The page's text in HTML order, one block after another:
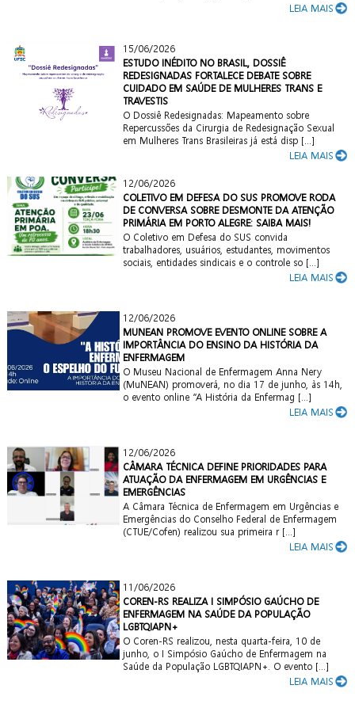
LEIA MAIS
15/06/2026
ESTUDO INÉDITO NO BRASIL, DOSSIÊ
REDESIGNADAS FORTALECE DEBATE SOBRE
CUIDADO EM SAÚDE DE MULHERES TRANS E
TRAVESTIS
O Dossiê Redesignadas: Mapeamento sobre
Repercussões da Cirurgia de Redesignação Sexual
em Mulheres Trans Brasileiras já está disp [...]
LEIA MAIS
12/06/2026
COLETIVO EM DEFESA DO SUS PROMOVE RODA
DE CONVERSA SOBRE DESMONTE DA ATENÇÃO
PRIMÁRIA EM PORTO ALEGRE: SAIBA MAIS!
O Coletivo em Defesa do SUS convida
trabalhadores, usuários, estudantes, movimentos
sociais, entidades sindicais e o controle so [...]
LEIA MAIS
12/06/2026
MUNEAN PROMOVE EVENTO ONLINE SOBRE A
IMPORTÂNCIA DO ENSINO DA HISTÓRIA DA
ENFERMAGEM
O Museu Nacional de Enfermagem Anna Nery
(MuNEAN) promoverá, no dia 17 de junho, às 14h,
o evento online “A História da Enfermag [...]
LEIA MAIS
12/06/2026
CÂMARA TÉCNICA DEFINE PRIORIDADES PARA
ATUAÇÃO DA ENFERMAGEM EM URGÊNCIAS E
EMERGÊNCIAS
A Câmara Técnica de Enfermagem em Urgências e
Emergências do Conselho Federal de Enfermagem
(CTUE/Cofen) realizou sua primeira r [...]
LEIA MAIS
11/06/2026
COREN-RS REALIZA I SIMPÓSIO GAÚCHO DE
ENFERMAGEM NA SAÚDE DA POPULAÇÃO
LGBTQIAPN+
O Coren-RS realizou, nesta quarta-feira, 10 de
junho, o I Simpósio Gaúcho de Enfermagem na
Saúde da População LGBTQIAPN+. O evento [...]
LEIA MAIS